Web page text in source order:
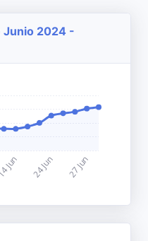
Junio 2024 -